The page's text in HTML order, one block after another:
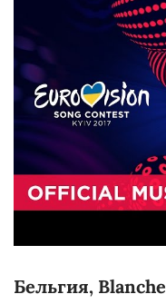
Бельгия,